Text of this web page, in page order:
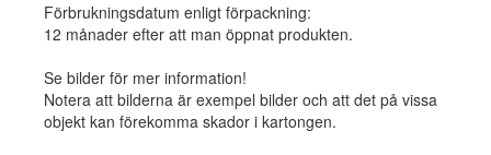
Förbrukningsdatum enligt förpackning:
12 månader efter att man öppnat produkten.
Se bilder för mer information!
Notera att bilderna är exempel bilder och att det på vissa
objekt kan förekomma skador i kartongen.